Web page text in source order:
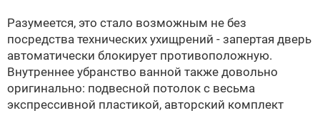
Разумеется, это стало возможным не без
посредства технических ухищрений - запертая дверь
автоматически блокирует противоположную.
Внутреннее убранство ванной также довольно
оригинально: подвесной потолок с весьма
экспрессивной пластикой, авторский комплект